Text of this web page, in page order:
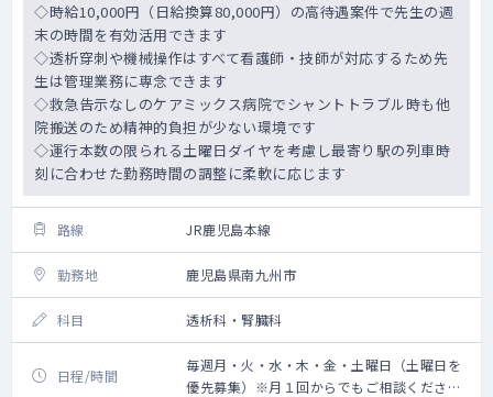
◇時給10,000円（日給換算80,000円）の高待遇案件で先生の週
末の時間を有効活用できます
◇透析穿刺や機械操作はすべて看護師・技師が対応するため先
生は管理業務に専念できます
◇救急告示なしのケアミックス病院でシャントトラブル時も他
院搬送のため精神的負担が少ない環境です
◇運行本数の限られる土曜日ダイヤを考慮し最寄り駅の列車時
刻に合わせた勤務時間の調整に柔軟に応じます
路線 JR鹿児島本線
勤務地 鹿児島県南九州市
科目 透析科・腎臓科
日程/時間
毎週月・火・水・木・金・土曜日（土曜日を
優先募集）※月１回からでもご相談ください